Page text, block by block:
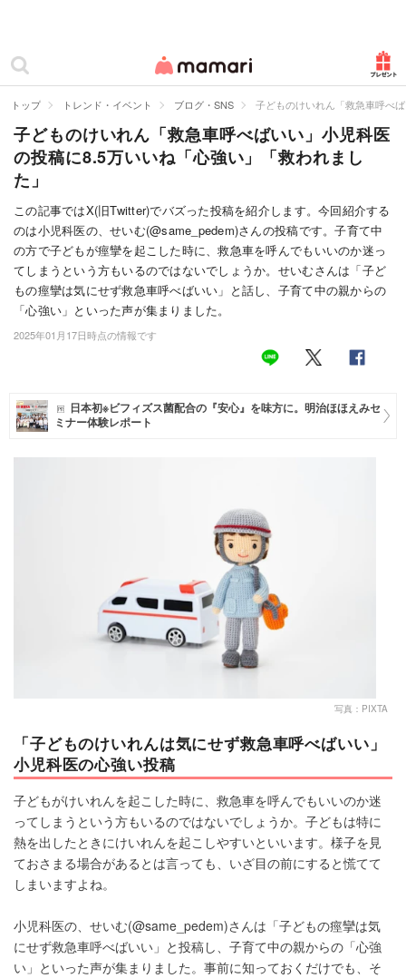
ママリ
カテゴリー一覧
妊娠
出産
赤ちゃん・育児
子育て・家族
病院
美容・ファッション
住まい
マネー
トップ トレンド・イベント ブログ・SNS 子どものけいれん「救急車呼べ
子どものけいれん「救急車呼べばいい」小児科医
の投稿に8.5万いいね「心強い」「救われまし
た」
この記事ではX(旧Twitter)でバズった投稿を紹介します。今回紹介する
のは小児科医の、せいむ(@same_pedem)さんの投稿です。子育て中
の方で子どもが痙攣を起こした時に、救急車を呼んでもいいのか迷っ
てしまうという方もいるのではないでしょうか。せいむさんは「子ど
もの痙攣は気にせず救急車呼べばいい」と話し、子育て中の親からの
「心強い」といった声が集まりました。
2025年01月17日時点の情報です
日本初※ビフィズス菌配合の『安心』を味方に。明治ほほえみセ
ミナー体験レポート
写真：PIXTA
「子どものけいれんは気にせず救急車呼べばいい」
小児科医の心強い投稿
子どもがけいれんを起こした時に、救急車を呼んでもいいのか迷
ってしまうという方もいるのではないでしょうか。子どもは特に
熱を出したときにけいれんを起こしやすいといいます。様子を見
ておさまる場合があるとは言っても、いざ目の前にすると慌てて
しまいますよね。
小児科医の、せいむ(@same_pedem)さんは「子どもの痙攣は気
にせず救急車呼べばいい」と投稿し、子育て中の親からの「心強
い」といった声が集まりました。事前に知っておくだけでも、そ